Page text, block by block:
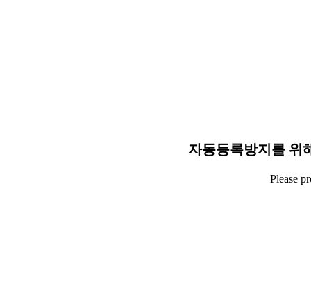
자동등록방지를 위
Please